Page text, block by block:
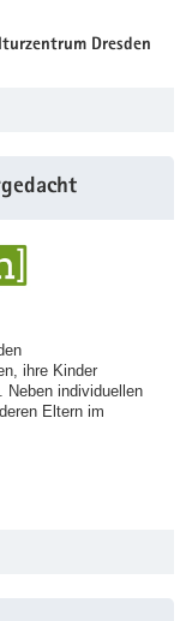
Dresden
ihre Kinder
Neben individuellen
Eltern im